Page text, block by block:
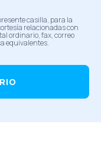
casilla, para la
relacionadas con
ordinario, fax, correo
equivalentes.